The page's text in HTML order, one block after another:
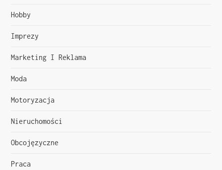
a
w
p
i
s
u
Hobby
Imprezy
Marketing I Reklama
Moda
Motoryzacja
Nieruchomości
Obcojęzyczne
Praca